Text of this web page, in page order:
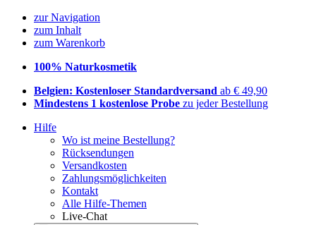
zur Navigation
zum Inhalt
zum Warenkorb
100% Naturkosmetik
Belgien: Kostenloser Standardversand ab € 49,90
Mindestens 1 kostenlose Probe zu jeder Bestellung
Hilfe
Wo ist meine Bestellung?
Rücksendungen
Versandkosten
Zahlungsmöglichkeiten
Kontakt
Alle Hilfe-Themen
Live-Chat